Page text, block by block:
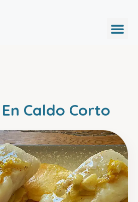
Caldo Corto